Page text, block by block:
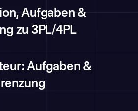
Aufgaben &
zu 3PL/4PL
Aufgaben &